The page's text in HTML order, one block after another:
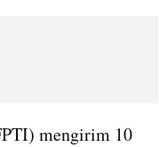
mengirim 10